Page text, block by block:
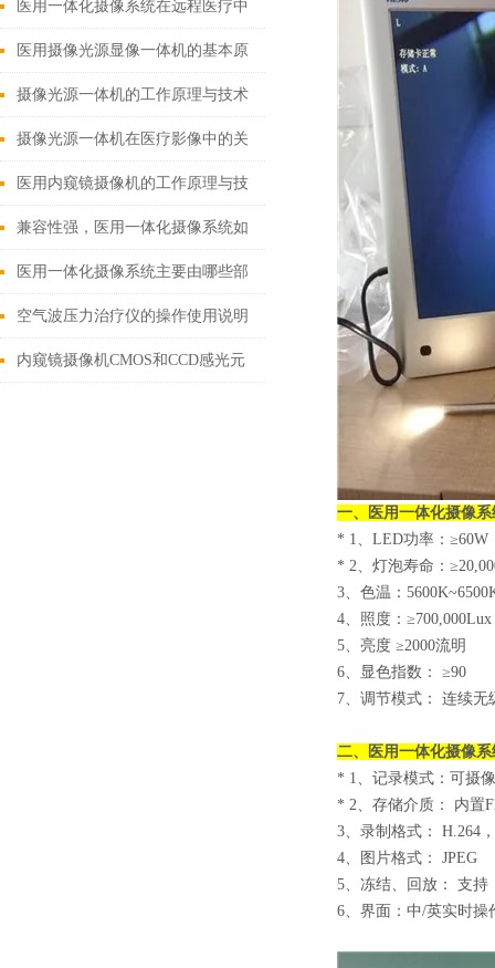
成与功能优势
医用一体化摄像系统在远程医疗中
的应用
医用摄像光源显像一体机的基本原
理与构成
摄像光源一体机的工作原理与技术
解析
摄像光源一体机在医疗影像中的关
键作用
医用内窥镜摄像机的工作原理与技
术创新
兼容性强，医用一体化摄像系统如
何改变现有医疗设备格局？
医用一体化摄像系统主要由哪些部
分组成？
空气波压力治疗仪的操作使用说明
内窥镜摄像机CMOS和CCD感光元
一、
医用一体化摄像系
* 1、LED功率：≥60W
* 2、灯泡寿命：
3、色温：
4、照度：≥700,000Lux
5、亮度 ≥2000流明
6、显色指数： ≥90
7、调节模式： 连续无
二、
医用一体化摄像系
* 1、记录模式：可摄
* 2、存储介质： 内置
3、录制格式： H.264
4、图片格式： JPEG
5、冻结、回放： 支持
6、界面：中/英实时操